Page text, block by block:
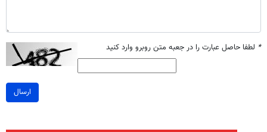
* لطفا حاصل عبارت را در جعبه متن روبرو وارد کنید
ارسال